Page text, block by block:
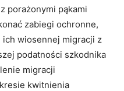
porażonymi pąkami
zabiegi ochronne,
wiosennej migracji z
podatności szkodnika
migracji
kwitnienia